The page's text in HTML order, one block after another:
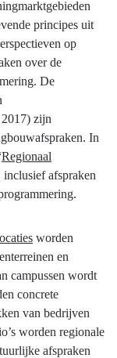
principes uit
op
over de
De
zijn
In
Regionaal
inclusief afspraken
worden
en
campussen wordt
concrete
van bedrijven
worden regionale
afspraken